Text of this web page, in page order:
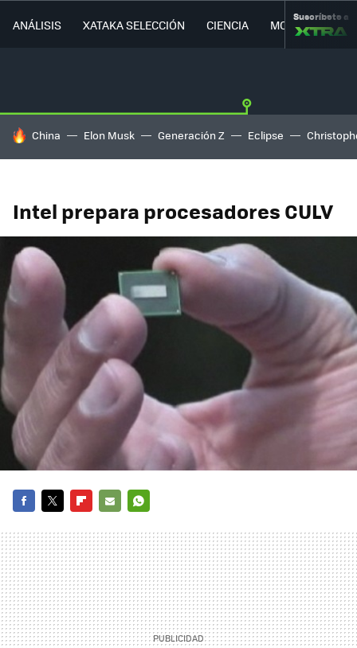
ANÁLISIS XATAKA SELECCIÓN CIENCIA MOVILIDAD
Suscríbete a
HOY SE HABLA DE
China Elon Musk Generación Z Eclipse
Intel prepara procesadores CULV
MAIL